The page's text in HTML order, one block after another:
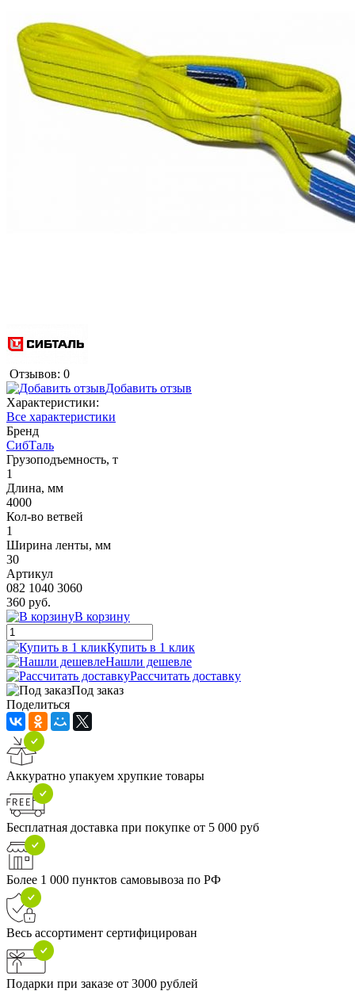
Отзывов: 0
Добавить отзыв
Характеристики:
Все характеристики
Бренд
СибТаль
Грузоподъемность, т
1
Длина, мм
4000
Кол-во ветвей
1
Ширина ленты, мм
30
Артикул
082 1040 3060
360 руб.
В корзину
Купить в 1 клик
Нашли дешевле
Рассчитать доставку
Под заказ
Поделиться
Аккуратно упакуем хрупкие товары
Бесплатная доставка при покупке от 5 000 руб
Более 1 000 пунктов самовывоза по РФ
Весь ассортимент сертифицирован
Подарки при заказе от 3000 рублей